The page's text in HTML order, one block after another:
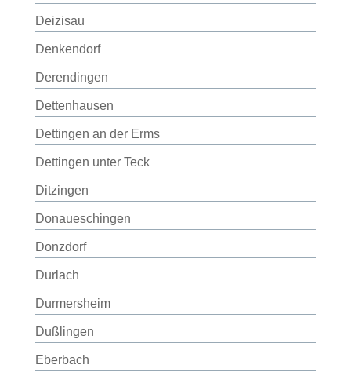
Deizisau
Denkendorf
Derendingen
Dettenhausen
Dettingen an der Erms
Dettingen unter Teck
Ditzingen
Donaueschingen
Donzdorf
Durlach
Durmersheim
Dußlingen
Eberbach